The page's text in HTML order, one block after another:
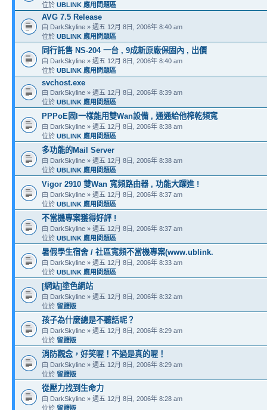
位於 UBLINK 應用問題區
AVG 7.5 Release
由 DarkSkyline » 週五 12月 8日, 2006年 8:40 am
位於 UBLINK 應用問題區
同行託售 NS-204 一台 , 9成新原廠保固內 , 出價
由 DarkSkyline » 週五 12月 8日, 2006年 8:40 am
位於 UBLINK 應用問題區
svchost.exe
由 DarkSkyline » 週五 12月 8日, 2006年 8:39 am
位於 UBLINK 應用問題區
PPPoE固I一樣能用雙Wan設備 , 通通給他榨乾頻寬
由 DarkSkyline » 週五 12月 8日, 2006年 8:38 am
位於 UBLINK 應用問題區
多功能的Mail Server
由 DarkSkyline » 週五 12月 8日, 2006年 8:38 am
位於 UBLINK 應用問題區
Vigor 2910 雙Wan 寬頻路由器 , 功能大躍進 !
由 DarkSkyline » 週五 12月 8日, 2006年 8:37 am
位於 UBLINK 應用問題區
不當機專案獲得好評 !
由 DarkSkyline » 週五 12月 8日, 2006年 8:37 am
位於 UBLINK 應用問題區
暑假學生宿舍 / 社區寬頻不當機專案(www.ublink.
由 DarkSkyline » 週五 12月 8日, 2006年 8:33 am
位於 UBLINK 應用問題區
[網站]塗色網站
由 DarkSkyline » 週五 12月 8日, 2006年 8:32 am
位於 留鹽版
孩子為什麼總是不聽話呢？
由 DarkSkyline » 週五 12月 8日, 2006年 8:29 am
位於 留鹽版
消防觀念，好笑喔！不過是真的喔！
由 DarkSkyline » 週五 12月 8日, 2006年 8:29 am
位於 留鹽版
從壓力找到生命力
由 DarkSkyline » 週五 12月 8日, 2006年 8:28 am
位於 留鹽版